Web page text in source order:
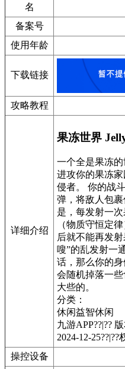
名
备案号
使用年龄
下载链接
攻略教程
详细介绍
果冻世界
一个全是果冻
进攻你的果冻
侵者。 你的战
弹，将敌人包
是，每发射一
（物质守恒定
后就不能再发
嗖”的乱发射一
话，那么你的
会随机掉落一
大些的。
分类：
休闲益智休闲
九游APP??|??
2024-12-
操控设备